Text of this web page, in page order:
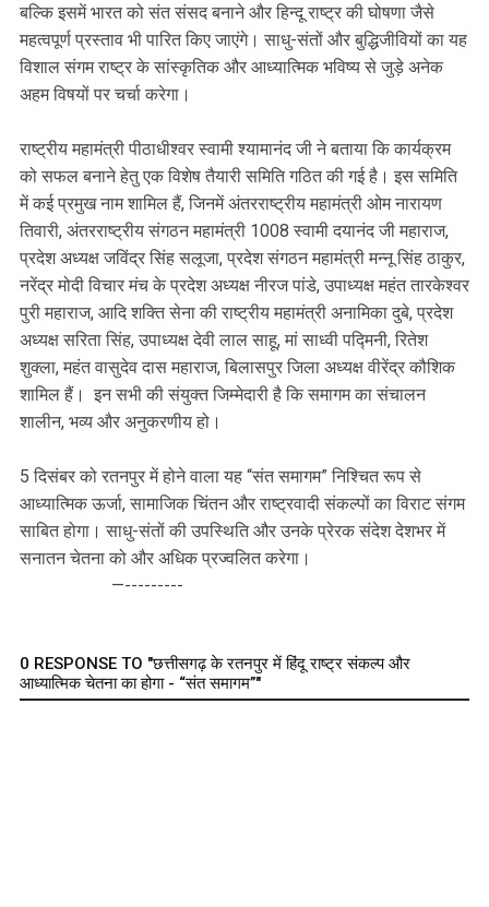
बल्कि इसमें भारत को संत संसद बनाने और हिन्दू राष्ट्र की घोषणा जैसे
महत्वपूर्ण प्रस्ताव भी पारित किए जाएंगे। साधु-संतों और बुद्धिजीवियों का यह
विशाल संगम राष्ट्र के सांस्कृतिक और आध्यात्मिक भविष्य से जुड़े अनेक
अहम विषयों पर चर्चा करेगा।
राष्ट्रीय महामंत्री पीठाधीश्वर स्वामी श्यामानंद जी ने बताया कि कार्यक्रम
को सफल बनाने हेतु एक विशेष तैयारी समिति गठित की गई है। इस समिति
में कई प्रमुख नाम शामिल हैं, जिनमें अंतरराष्ट्रीय महामंत्री ओम नारायण
तिवारी, अंतरराष्ट्रीय संगठन महामंत्री 1008 स्वामी दयानंद जी महाराज,
प्रदेश अध्यक्ष जविंद्र सिंह सलूजा, प्रदेश संगठन महामंत्री मन्नू सिंह ठाकुर,
नरेंद्र मोदी विचार मंच के प्रदेश अध्यक्ष नीरज पांडे, उपाध्यक्ष महंत तारकेश्वर
पुरी महाराज, आदि शक्ति सेना की राष्ट्रीय महामंत्री अनामिका दुबे, प्रदेश
अध्यक्ष सरिता सिंह, उपाध्यक्ष देवी लाल साहू, मां साध्वी पद्मिनी, रितेश
शुक्ला, महंत वासुदेव दास महाराज, बिलासपुर जिला अध्यक्ष वीरेंद्र कौशिक
शामिल हैं। इन सभी की संयुक्त जिम्मेदारी है कि समागम का संचालन
शालीन, भव्य और अनुकरणीय हो।
5 दिसंबर को रतनपुर में होने वाला यह “संत समागम” निश्चित रूप से
आध्यात्मिक ऊर्जा, सामाजिक चिंतन और राष्ट्रवादी संकल्पों का विराट संगम
साबित होगा। साधु-संतों की उपस्थिति और उनके प्रेरक संदेश देशभर में
सनातन चेतना को और अधिक प्रज्वलित करेगा।
—---------
0 RESPONSE TO "छत्तीसगढ़ के रतनपुर में हिंदू राष्ट्र संकल्प और
आध्यात्मिक चेतना का होगा - “संत समागम”"